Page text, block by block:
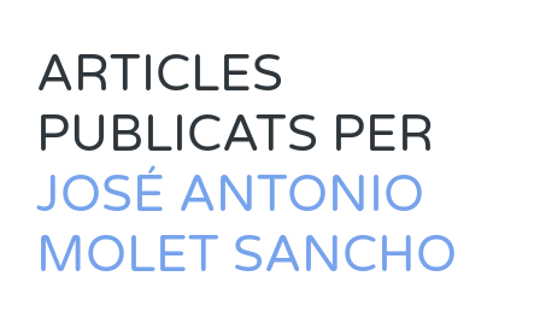
ARTICLES
PUBLICATS PER
JOSÉ ANTONIO
MOLET SANCHO